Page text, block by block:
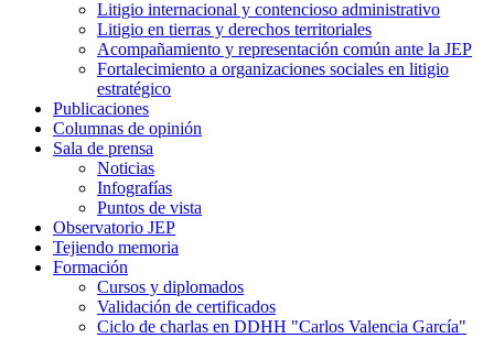
Litigio internacional y contencioso administrativo
Litigio en tierras y derechos territoriales
Acompañamiento y representación común ante la JEP
Fortalecimiento a organizaciones sociales en litigio
estratégico
Publicaciones
Columnas de opinión
Sala de prensa
Noticias
Infografías
Puntos de vista
Observatorio JEP
Tejiendo memoria
Formación
Cursos y diplomados
Validación de certificados
Ciclo de charlas en DDHH "Carlos Valencia García"